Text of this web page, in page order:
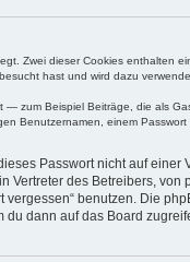
Zwei dieser Cookies enthalten
hast und wird dazu
zum Beispiel Beiträge, die als
Benutzernamen, einem
Passwort nicht auf
des Betreibers,
benutzen. Die
dann auf das Board